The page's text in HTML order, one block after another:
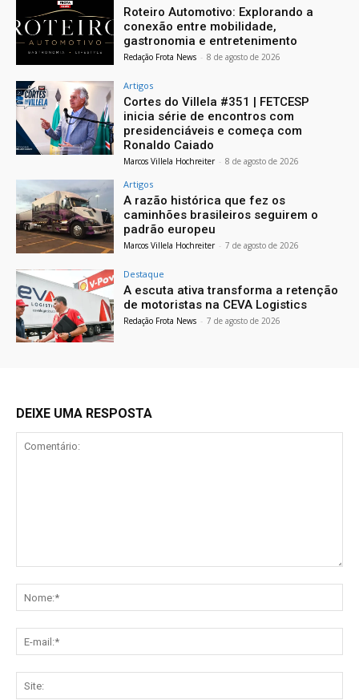
Roteiro Automotivo: Explorando a
conexão entre mobilidade,
gastronomia e entretenimento
Redação Frota News - 8 de agosto de 2026
Artigos
Cortes do Villela #351 | FETCESP
inicia série de encontros com
presidenciáveis e começa com
Ronaldo Caiado
Marcos Villela Hochreiter - 8 de agosto de 2026
Artigos
A razão histórica que fez os
caminhões brasileiros seguirem o
padrão europeu
Marcos Villela Hochreiter - 7 de agosto de 2026
Destaque
A escuta ativa transforma a retenção
de motoristas na CEVA Logistics
Redação Frota News - 7 de agosto de 2026
DEIXE UMA RESPOSTA